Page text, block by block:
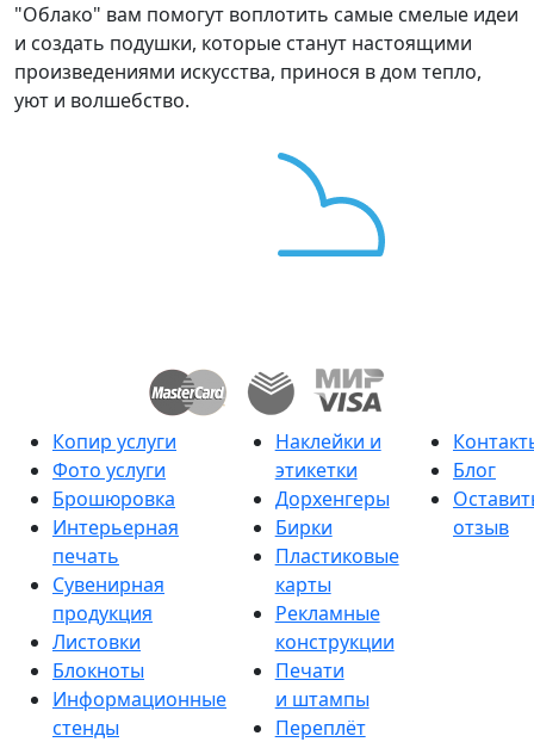
"Облако" вам помогут воплотить самые смелые идеи
и создать подушки, которые станут настоящими
произведениями искусства, принося в дом тепло,
уют и волшебство.
Копир услуги
Фото услуги
Брошюровка
Интерьерная
печать
Сувенирная
продукция
Листовки
Блокноты
Информационные
стенды
Наклейки и
этикетки
Дорхенгеры
Бирки
Пластиковые
карты
Рекламные
конструкции
Печати
и штампы
Переплёт
Блог
отзыв